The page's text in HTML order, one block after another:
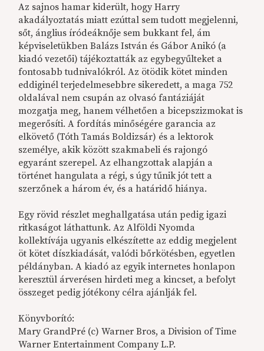
Az sajnos hamar kiderült, hogy Harry
akadályoztatás miatt ezúttal sem tudott megjelenni,
sőt, ánglius íródeáknője sem bukkant fel, ám
képviseletükben Balázs István és Gábor Anikó (a
kiadó vezetői) tájékoztatták az egybegyűlteket a
fontosabb tudnivalókról. Az ötödik kötet minden
eddiginél terjedelmesebbre sikeredett, a maga 752
oldalával nem csupán az olvasó fantáziáját
mozgatja meg, hanem vélhetően a bicepszizmokat is
megerősíti. A fordítás minőségére garancia az
elkövető (Tóth Tamás Boldizsár) és a lektorok
személye, akik között szakmabeli és rajongó
egyaránt szerepel. Az elhangzottak alapján a
történet hangulata a régi, s úgy tűnik jót tett a
szerzőnek a három év, és a határidő hiánya.
Egy rövid részlet meghallgatása után pedig igazi
ritkaságot láthattunk. Az Alföldi Nyomda
kollektívája ugyanis elkészítette az eddig megjelent
öt kötet díszkiadását, valódi bőrkötésben, egyetlen
példányban. A kiadó az egyik internetes honlapon
keresztül árverésen hirdeti meg a kincset, a befolyt
összeget pedig jótékony célra ajánlják fel.
Könyvborító:
Mary GrandPré (c) Warner Bros, a Division of Time
Warner Entertainment Company L.P.